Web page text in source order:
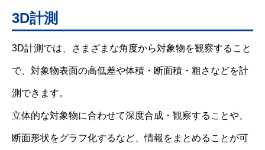
3D計測
3D計測では、さまざまな角度から対象物を観察すること
で、対象物表面の高低差や体積・断面積・粗さなどを計
測できます。
立体的な対象物に合わせて深度合成・観察することや、
断面形状をグラフ化するなど、情報をまとめることが可